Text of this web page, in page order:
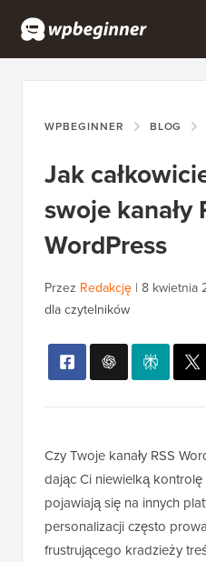
WPBEGINNER BLOG
Jak
swoje kanały
WordPress
Przez Redakcję | 8 kwietnia
dla czytelników
Czy Twoje kanały RSS
dając Ci niewielką
pojawiają się na innych
personalizacji często
frustrującego kradzieży